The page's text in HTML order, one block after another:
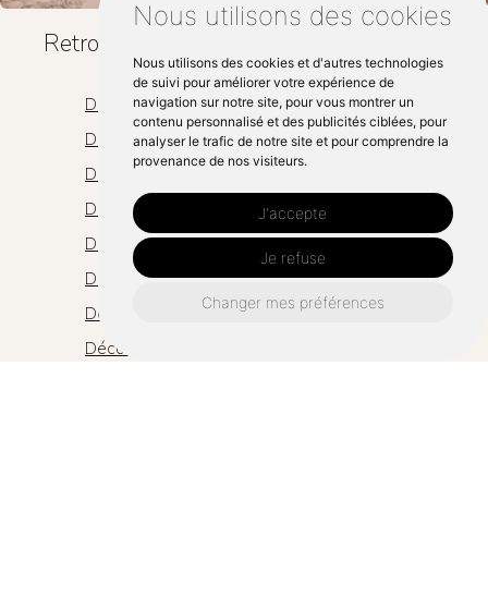
Nous utilisons des cookies
Nous utilisons des cookies et d'autres technologies
de suivi pour améliorer votre expérience de
navigation sur notre site, pour vous montrer un
contenu personnalisé et des publicités ciblées, pour
analyser le trafic de notre site et pour comprendre la
provenance de nos visiteurs.
J'accepte
Je refuse
Changer mes préférences
Retrouvez nous également ici :
Décoration chambre laval
Décoration chambre saint-berthevin
Décoration chambre cossé-le-vivien
Décoration chambre changé
Décoration chambre bonchamp-lès-laval
Décoration chambre argentré-du-plessis
Décoration chambre meslay-du-maine
Décoration chambre argentré